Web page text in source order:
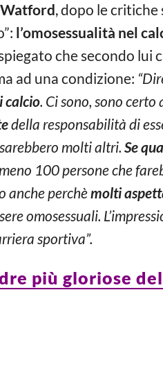
Watford, dopo le
l’omosessualità nel
che secondo lui
ad una condizione:
calcio. Ci sono, sono certo
della responsabilità di
molti altri. Se
100 persone che
anche perchèmolti
omosessuali.
sportiva”.
più gloriose